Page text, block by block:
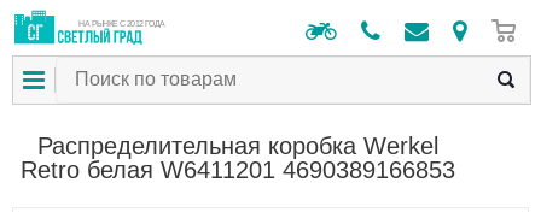
НА РЫНКЕ С 2012 ГОДА
Распределительная коробка Werkel
Retro белая W6411201 4690389166853